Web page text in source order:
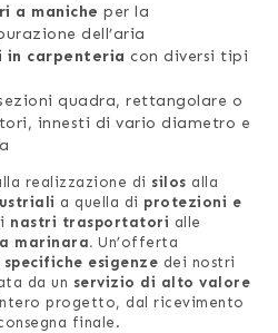
a maniche per la
dell’aria
in carpenteria con diversi tipi
quadra, rettangolare o
innesti di vario diametro e
realizzazione di silos alla
a quella di protezioni e
nastri trasportatori alle
marinara. Un’offerta
specifiche esigenze dei nostri
da un servizio di alto valore
progetto, dal ricevimento
finale.